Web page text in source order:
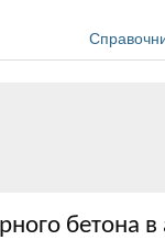
бетона в